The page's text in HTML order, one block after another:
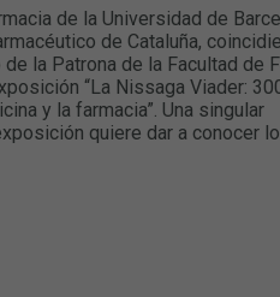
de la Universidad de
de Cataluña,
la Patrona de la Facultad de
“La Nissaga Viader:
y la farmacia”. Una singular
quiere dar a conocer lo